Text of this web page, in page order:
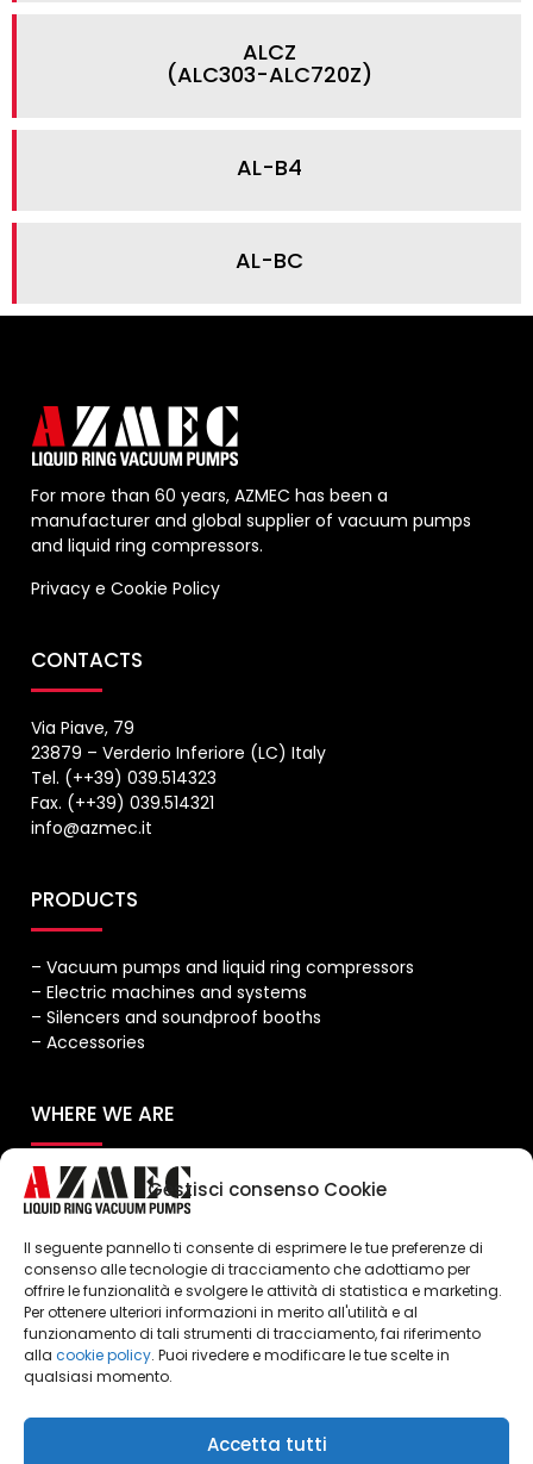
Gestisci consenso Cookie
Il seguente pannello ti consente di esprimere le tue preferenze di
consenso alle tecnologie di tracciamento che adottiamo per
offrire le funzionalità e svolgere le attività di statistica e marketing.
Per ottenere ulteriori informazioni in merito all'utilità e al
funzionamento di tali strumenti di tracciamento, fai riferimento
alla cookie policy. Puoi rivedere e modificare le tue scelte in
qualsiasi momento.
Accetta tutti
ALCZ
(ALC303-ALC720Z)
AL-B4
AL-BC
For more than 60 years, AZMEC has been a
manufacturer and global supplier of vacuum pumps
and liquid ring compressors.
Privacy eCookie Policy
CONTACTS
Via Piave, 79
23879 – Verderio Inferiore (LC) Italy
Tel. (++39) 039.514323
Fax. (++39) 039.514321
info@azmec.it
PRODUCTS
– Vacuum pumps and liquid ring compressors
– Electric machines and systems
– Silencers and soundproof booths
– Accessories
WHERE WE ARE
Click to accept marketing cookies and
enable this content